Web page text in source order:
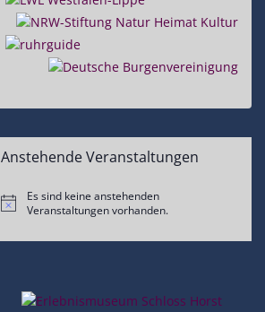
Anstehende Veranstaltungen
Hinweis
Es sind keine anstehenden
Veranstaltungen vorhanden.